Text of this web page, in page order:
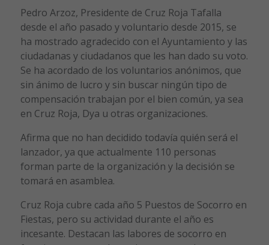
Pedro Arzoz, Presidente de Cruz Roja Tafalla
desde el año pasado y voluntario desde 2015, se
ha mostrado agradecido con el Ayuntamiento y las
ciudadanas y ciudadanos que les han dado su voto.
Se ha acordado de los voluntarios anónimos, que
sin ánimo de lucro y sin buscar ningún tipo de
compensación trabajan por el bien común, ya sea
en Cruz Roja, Dya u otras organizaciones.
Afirma que no han decidido todavía quién será el
lanzador, ya que actualmente 110 personas
forman parte de la organización y la decisión se
tomará en asamblea.
Cruz Roja cubre cada año 5 Puestos de Socorro en
Fiestas, pero su actividad durante el año es
incesante. Destacan las labores de socorro en